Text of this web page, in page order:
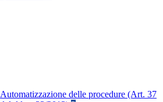
Automatizzazione delle procedure (Art. 37